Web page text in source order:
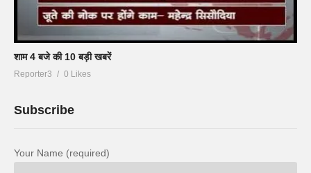
शाम 4 बजे की 10 बड़ी खबरें
Reporter3 0 Likes
Subscribe
Your Name (required)